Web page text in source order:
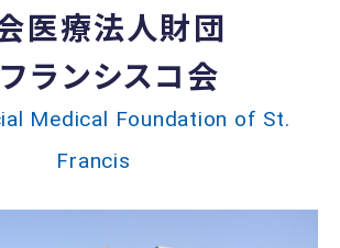
医療法人財団
ランシスコ会
Medical Foundation of St.
Francis